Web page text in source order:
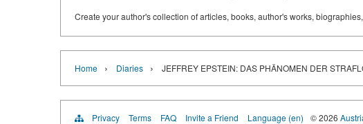
Create your author's collection of articles, books, author's works,
Home › Diaries › JEFFREY EPSTEIN: DAS PHÄNOMEN DER
Privacy Terms FAQ Invite a Friend Language (en) © 2026